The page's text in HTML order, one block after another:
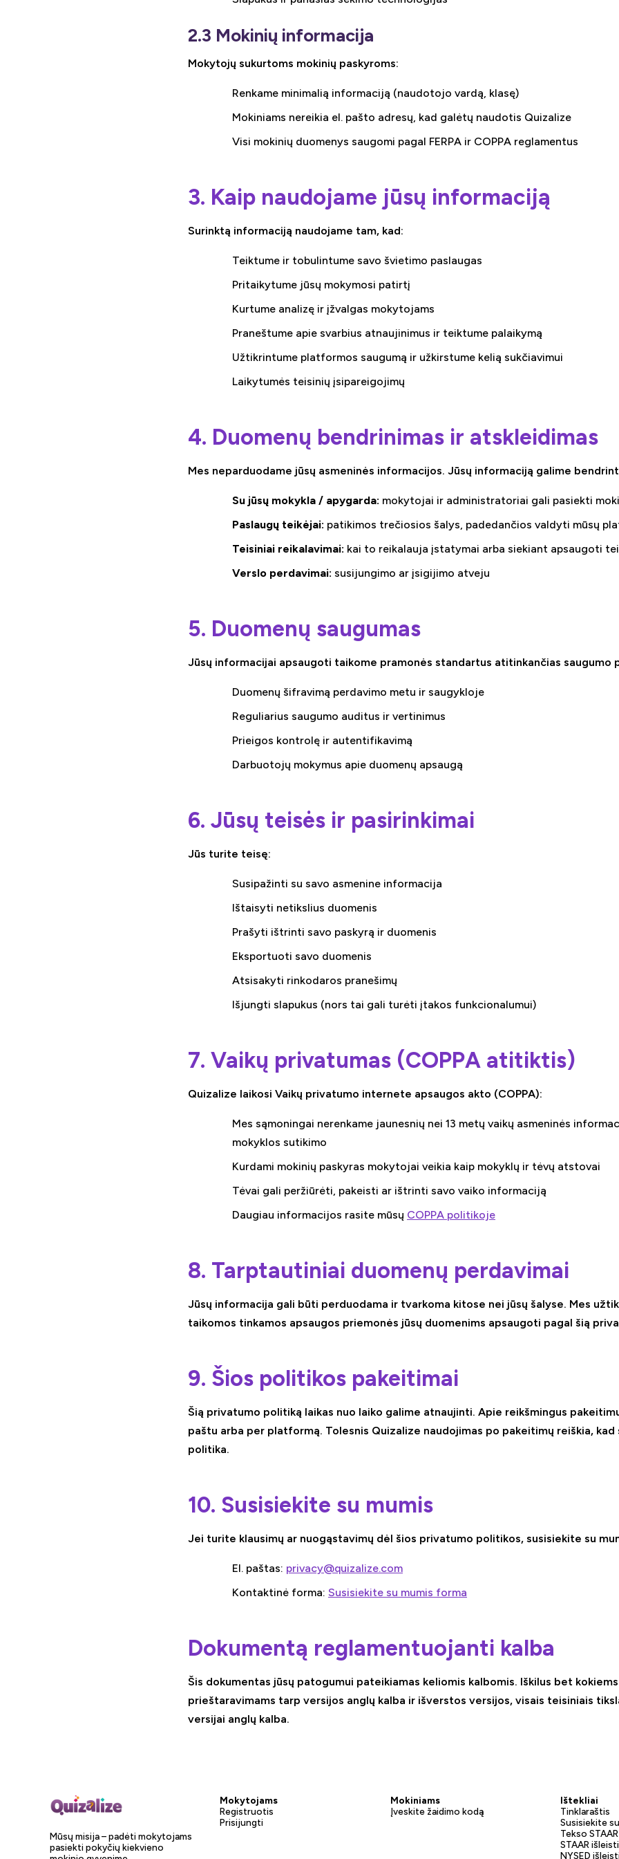
2.3 Mokinių informacija
Mokytojų sukurtoms mokinių paskyroms:
Renkame minimalią informaciją (naudotojo vardą, klasę)
Mokiniams nereikia el. pašto adresų, kad galėtų naudotis Quizalize
Visi mokinių duomenys saugomi pagal FERPA ir COPPA reglamentus
3. Kaip naudojame jūsų informaciją
Surinktą informaciją naudojame tam, kad:
Teiktume ir tobulintume savo švietimo paslaugas
Pritaikytume jūsų mokymosi patirtį
Kurtume analizę ir įžvalgas mokytojams
Praneštume apie svarbius atnaujinimus ir teiktume palaikymą
Užtikrintume platformos saugumą ir užkirstume kelią sukčiavimui
Laikytumės teisinių įsipareigojimų
4. Duomenų bendrinimas ir atskleidimas
Mes neparduodame jūsų asmeninės informacijos. Jūsų informaciją galime
Su jūsų mokykla / apygarda: mokytojai ir administratoriai gali pasiekti
Paslaugų teikėjai: patikimos trečiosios šalys, padedančios valdyti mūsų
Teisiniai reikalavimai: kai to reikalauja įstatymai arba siekiant apsaugoti
Verslo perdavimai: susijungimo ar įsigijimo atveju
5. Duomenų saugumas
Jūsų informacijai apsaugoti taikome pramonės standartus atitinkančias saugumo
Duomenų šifravimą perdavimo metu ir saugykloje
Reguliarius saugumo auditus ir vertinimus
Prieigos kontrolę ir autentifikavimą
Darbuotojų mokymus apie duomenų apsaugą
6. Jūsų teisės ir pasirinkimai
Jūs turite teisę:
Susipažinti su savo asmenine informacija
Ištaisyti netikslius duomenis
Prašyti ištrinti savo paskyrą ir duomenis
Eksportuoti savo duomenis
Atsisakyti rinkodaros pranešimų
Išjungti slapukus (nors tai gali turėti įtakos funkcionalumui)
7. Vaikų privatumas (COPPA atitiktis)
Quizalize laikosi Vaikų privatumo internete apsaugos akto (COPPA):
Mes sąmoningai nerenkame jaunesnių nei 13 metų vaikų asmeninės
mokyklos sutikimo
Kurdami mokinių paskyras mokytojai veikia kaip mokyklų ir tėvų atstovai
Tėvai gali peržiūrėti, pakeisti ar ištrinti savo vaiko informaciją
Daugiau informacijos rasite mūsų COPPA politikoje
8. Tarptautiniai duomenų perdavimai
Jūsų informacija gali būti perduodama ir tvarkoma kitose nei jūsų šalyse. Mes
taikomos tinkamos apsaugos priemonės jūsų duomenims apsaugoti pagal šią
9. Šios politikos pakeitimai
Šią privatumo politiką laikas nuo laiko galime atnaujinti. Apie reikšmingus
paštu arba per platformą. Tolesnis Quizalize naudojimas po pakeitimų reiškia,
politika.
10. Susisiekite su mumis
Jei turite klausimų ar nuogąstavimų dėl šios privatumo politikos, susisiekite su
El. paštas: privacy@quizalize.com
Kontaktinė forma: Susisiekite su mumis forma
Dokumentą reglamentuojanti kalba
Šis dokumentas jūsų patogumui pateikiamas keliomis kalbomis. Iškilus bet
prieštaravimams tarp versijos anglų kalba ir išverstos versijos, visais teisiniais
versijai anglų kalba.
Mūsų misija – padėti mokytojams
pasiekti pokyčių kiekvieno
Mokytojams
Registruotis
Prisijungti
Mokiniams
Įveskite žaidimo kodą
Ištekliai
Tinklaraštis
Susisiekite
Tekso
STAAR
NYSED